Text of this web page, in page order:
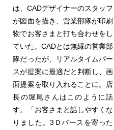
は、CADデザイナーのスタッフ
が図面を描き、営業部隊が印刷
物でお客さまと打ち合わせをし
ていた。CADとは無縁の営業部
隊だったが、リアルタイムパー
スが提案に最適だと判断し、画
面提案を取り入れることに。店
長の堀尾さんはこのように話
す。「お客さまと話しやすくな
りました。3Ｄパースを寄った